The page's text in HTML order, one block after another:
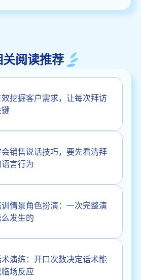
关阅读推荐
挖掘客户需求，让每次拜访
销售说话技巧，要先看清拜
言行为
情景角色扮演：一次完整演
发生的
演练：开口次数决定话术能
场反应